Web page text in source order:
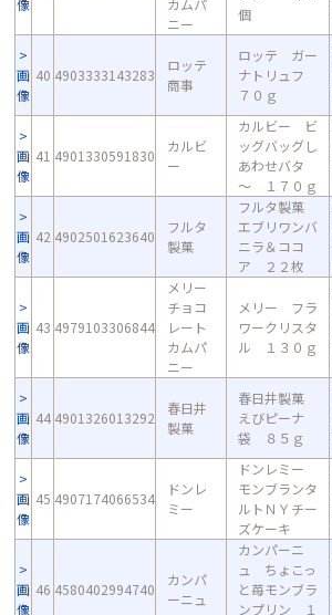
像
カムパ
ニー
個
画
像
40 4903333143283
ロッテ
商事
ロッテ ガー
ナトリュフ
７０ｇ
画
像
41 4901330591830
カルビ
ー
カルビー ビ
ッグバッグし
あわせバタ
～ １７０ｇ
画
像
42 4902501623640
フルタ
製菓
フルタ製菓
エブリワンバ
ニラ＆ココ
ア ２２枚
画
像
43 4979103306844
メリー
チョコ
レート
カムパ
ニー
メリー フラ
ワークリスタ
ル １３０ｇ
画
像
44 4901326013292
春日井
製菓
春日井製菓
えびピーナ
袋 ８５ｇ
画
像
45 4907174066534
ドンレ
ミー
ドンレミー
モンブランタ
ルトＮＹチー
ズケーキ
画
像
46 4580402994740
カンパ
ーニュ
カンパーニ
ュ ちょこっ
と苺モンブラ
ンプリン １